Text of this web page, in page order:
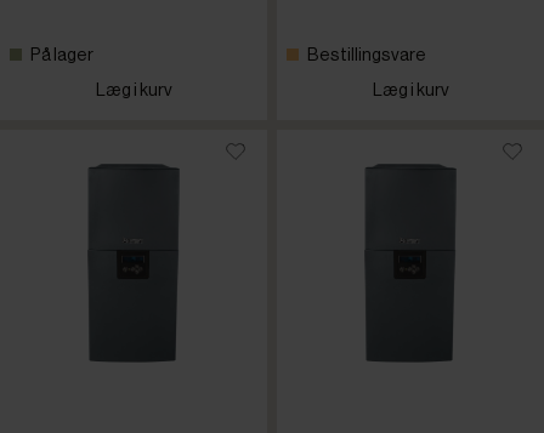
På lager
Læg i kurv
Bestillingsvare
Læg i kurv